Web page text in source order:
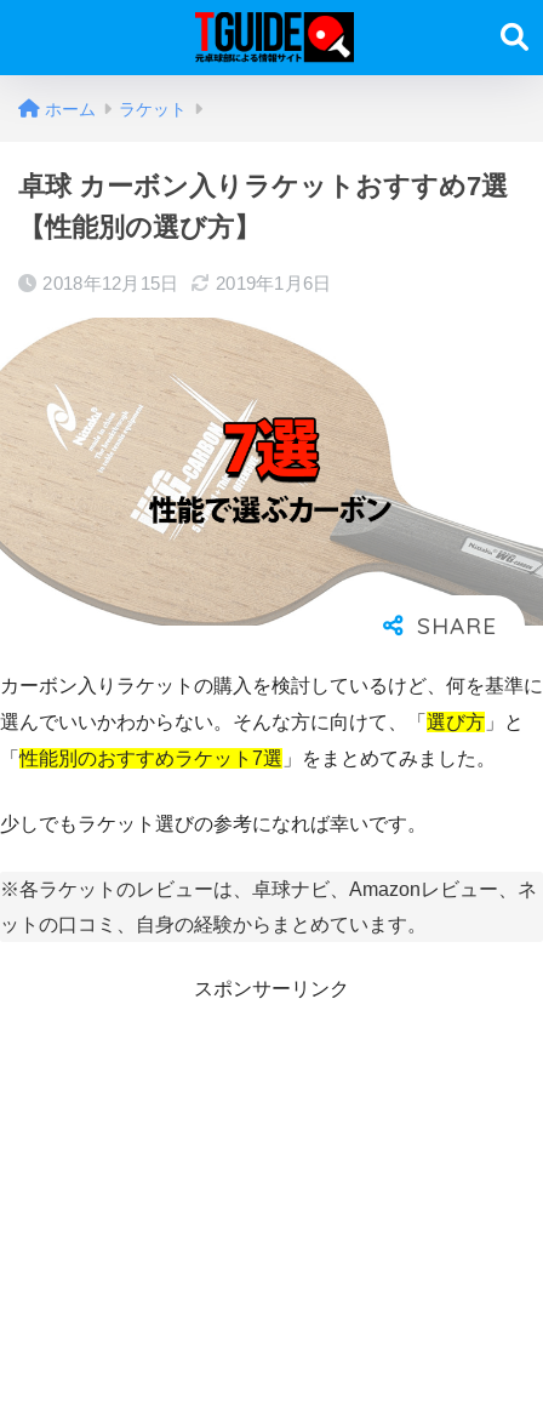
ホーム ラケット
卓球 カーボン入りラケットおすすめ7選
【性能別の選び方】
2018年12月15日 2019年1月6日
カーボン入りラケットの購入を検討しているけど、何を基準に
選んでいいかわからない。そんな方に向けて、「 選び方 」と
「性能別のおすすめラケット7選 」をまとめてみました。
少しでもラケット選びの参考になれば幸いです。
※各ラケットのレビューは、卓球ナビ、Amazonレビュー、ネ
ットの口コミ、自身の経験からまとめています。
スポンサーリンク